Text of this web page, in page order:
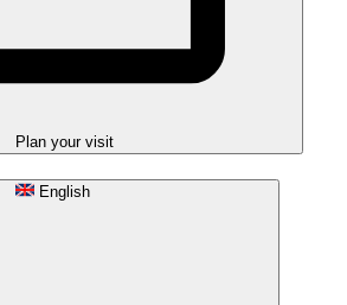
Plan your visit
English